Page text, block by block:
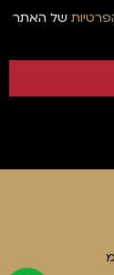
של האתר